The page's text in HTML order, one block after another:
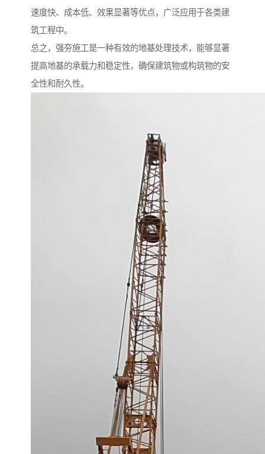
速度快、成本低、效果显著等优点，广泛应用于各类建
筑工程中。
总之，强夯施工是一种有效的地基处理技术，能够显著
提高地基的承载力和稳定性，确保建筑物或构筑物的安
全性和耐久性。